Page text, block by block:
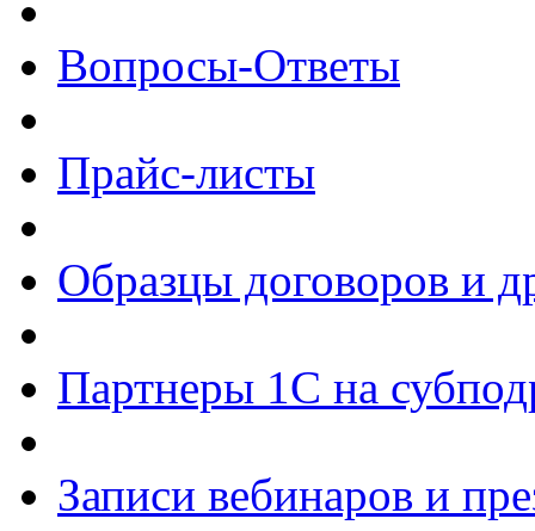
Вопросы-Ответы
Прайс-листы
Образцы договоров и
Партнеры 1С на
Записи вебинаров и